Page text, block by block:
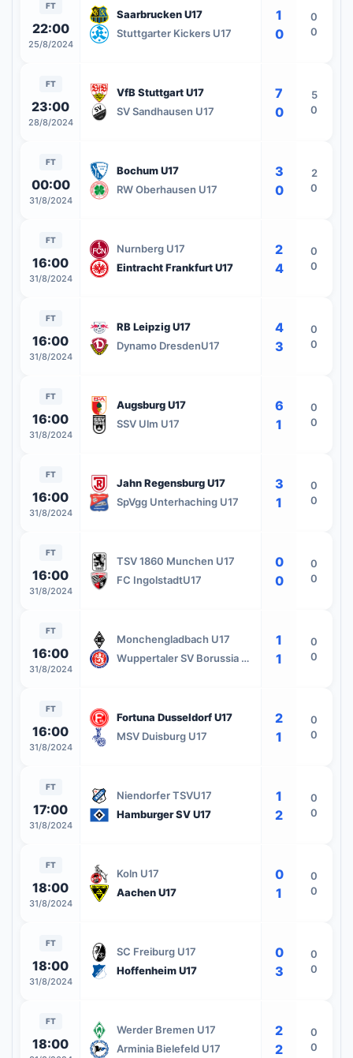
FT
22:00
25/8/2024
Saarbrucken U17
Stuttgarter Kickers U17
1
0
0
0
FT
23:00
28/8/2024
VfB Stuttgart U17
SV Sandhausen U17
7
0
5
0
FT
00:00
31/8/2024
Bochum U17
RW Oberhausen U17
3
0
2
0
FT
16:00
31/8/2024
Nurnberg U17
Eintracht Frankfurt U17
2
4
0
0
FT
16:00
31/8/2024
RB Leipzig U17
Dynamo DresdenU17
4
3
0
0
FT
16:00
31/8/2024
Augsburg U17
SSV Ulm U17
6
1
0
0
FT
16:00
31/8/2024
Jahn Regensburg U17
SpVgg Unterhaching U17
3
1
0
0
FT
16:00
31/8/2024
TSV 1860 Munchen U17
FC IngolstadtU17
0
0
0
0
FT
16:00
31/8/2024
Monchengladbach U17
Wuppertaler SV Borussia U17
1
1
0
0
FT
16:00
31/8/2024
Fortuna Dusseldorf U17
MSV Duisburg U17
2
1
0
0
FT
17:00
31/8/2024
Niendorfer TSVU17
Hamburger SV U17
1
2
0
0
FT
18:00
31/8/2024
Koln U17
Aachen U17
0
1
0
0
FT
18:00
31/8/2024
SC Freiburg U17
Hoffenheim U17
0
3
0
0
FT
18:00
Werder Bremen U17
Arminia Bielefeld U17
2
2
0
0